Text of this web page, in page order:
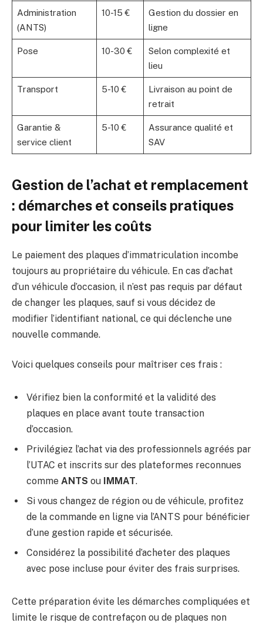
Administration
(ANTS)
10-15 €
Gestion du dossier en
ligne
Pose 10-30 €
Selon complexité et
lieu
Transport 5-10 €
Livraison au point de
retrait
Garantie &
service client
5-10 €
Assurance qualité et
SAV
Gestion de l’achat et remplacement
: démarches et conseils pratiques
pour limiter les coûts
Le paiement des plaques d’immatriculation incombe
toujours au propriétaire du véhicule. En cas d’achat
d’un véhicule d’occasion, il n’est pas requis par défaut
de changer les plaques, sauf si vous décidez de
modifier l’identifiant national, ce qui déclenche une
nouvelle commande.
Voici quelques conseils pour maîtriser ces frais :
Vérifiez bien la conformité et la validité des
plaques en place avant toute transaction
d’occasion.
Privilégiez l’achat via des professionnels agréés par
l’UTAC et inscrits sur des plateformes reconnues
comme ANTS ou IMMAT.
Si vous changez de région ou de véhicule, profitez
de la commande en ligne via l’ANTS pour bénéficier
d’une gestion rapide et sécurisée.
Considérez la possibilité d’acheter des plaques
avec pose incluse pour éviter des frais surprises.
Cette préparation évite les démarches compliquées et
limite le risque de contrefaçon ou de plaques non